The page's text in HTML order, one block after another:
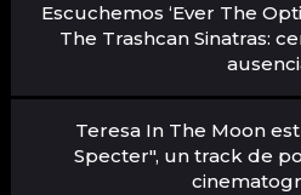
Escuchemos ‘Ever The
The Trashcan Sinatras:
Teresa In The Moon
Specter", un track de